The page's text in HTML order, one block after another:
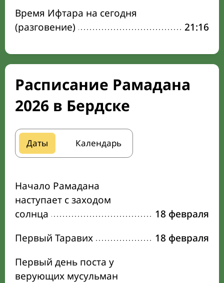
Время Ифтара на сегодня
(разговение)
21:16
Расписание Рамадана
2026 в Бердске
Даты Календарь
Начало Рамадана
наступает с заходом
солнца
18 февраля
Первый Таравих
18 февраля
Первый день поста у
верующих мусульман